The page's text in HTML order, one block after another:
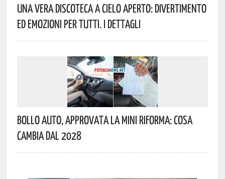
Una Vera Discoteca A Cielo Aperto: Divertimento
Ed Emozioni Per Tutti. I Dettagli
Bollo Auto, Approvata La Mini Riforma: Cosa
Cambia Dal 2028